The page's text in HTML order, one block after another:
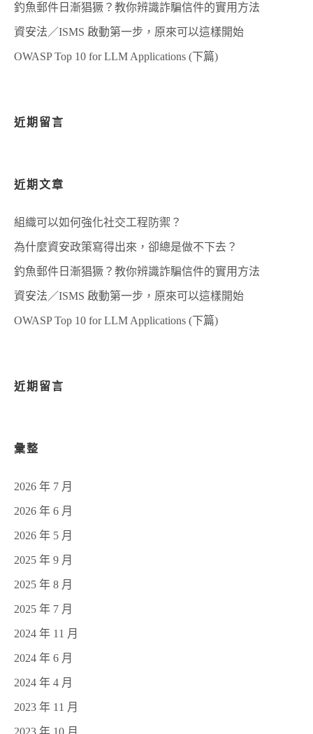
釣魚郵件日漸猖獗？教你辨識詐騙信件的實用方法
資安法／ISMS 啟動第一步，原來可以這樣開始
OWASP Top 10 for LLM Applications (下篇)
近期留言
近期文章
組織可以如何強化社交工程防禦？
為什麼資安政策寫得出來，卻總是做不下去？
釣魚郵件日漸猖獗？教你辨識詐騙信件的實用方法
資安法／ISMS 啟動第一步，原來可以這樣開始
OWASP Top 10 for LLM Applications (下篇)
近期留言
彙整
2026 年 7 月
2026 年 6 月
2026 年 5 月
2025 年 9 月
2025 年 8 月
2025 年 7 月
2024 年 11 月
2024 年 6 月
2024 年 4 月
2023 年 11 月
2023 年 10 月